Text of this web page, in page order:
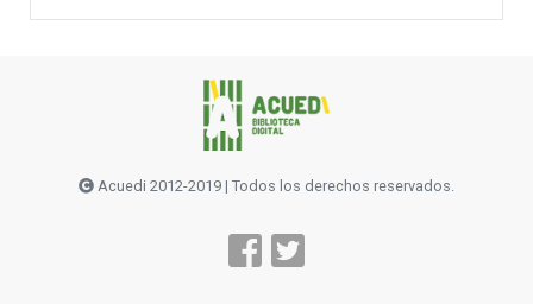
Acuedi 2012-2019 | Todos los derechos reservados.